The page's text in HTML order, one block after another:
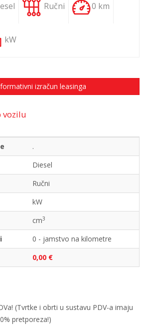
Ručni 0 km
kW
izračun leasinga
vozilu
.
Diesel
Ručni
kW
cm3
0 - jamstvo na kilometre
0,00 €
(Tvrtke i obrti u sustavu PDV-a imaju
pretporeza!)